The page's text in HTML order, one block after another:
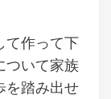
て作って下
ついて家族
を踏み出せ